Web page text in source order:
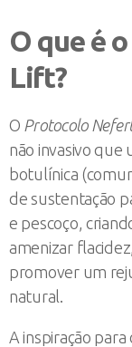
O que é
Lift?
O Protocolo
não invasivo que
botulínica
de sustentação
e pescoço,
amenizar
promover um
natural.
A inspiração